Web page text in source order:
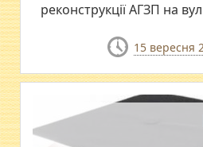
реконструкції АГЗП на
15 вересня